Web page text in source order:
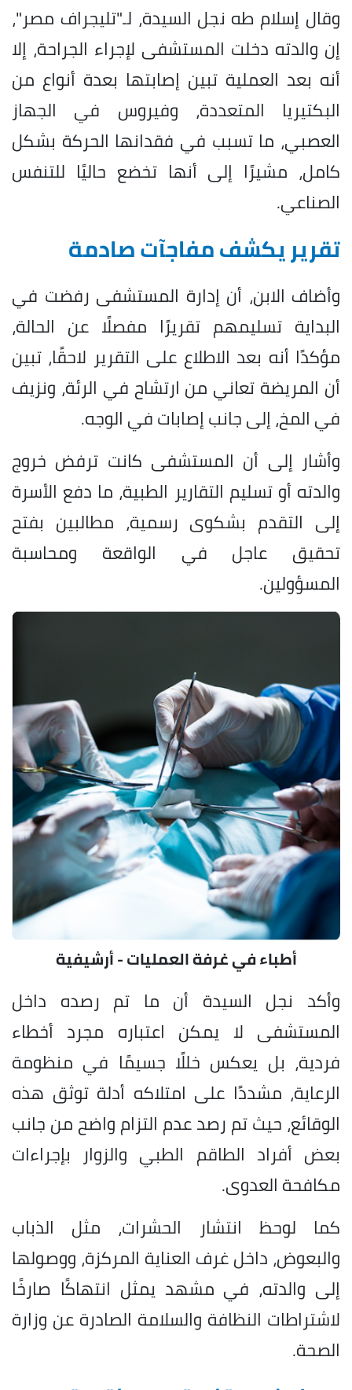
وقال إسلام طه نجل السيدة، لـ"تليجراف مصر"،
إن والدته دخلت المستشفى لإجراء الجراحة، إلا
أنه بعد العملية تبين إصابتها بعدة أنواع من
البكتيريا المتعددة، وفيروس في الجهاز
العصبي، ما تسبب في فقدانها الحركة بشكل
كامل، مشيرًا إلى أنها تخضع حاليًا للتنفس
الصناعي.
تقرير يكشف مفاجآت صادمة
وأضاف الابن، أن إدارة المستشفى رفضت في
البداية تسليمهم تقريرًا مفصلًا عن الحالة،
مؤكدًا أنه بعد الاطلاع على التقرير لاحقًا، تبين
أن المريضة تعاني من ارتشاح في الرئة، ونزيف
في المخ، إلى جانب إصابات في الوجه.
وأشار إلى أن المستشفى كانت ترفض خروج
والدته أو تسليم التقارير الطبية، ما دفع الأسرة
إلى التقدم بشكوى رسمية، مطالبين بفتح
تحقيق عاجل في الواقعة ومحاسبة
المسؤولين.
أطباء في غرفة العمليات - أرشيفية
وأكد نجل السيدة أن ما تم رصده داخل
المستشفى لا يمكن اعتباره مجرد أخطاء
فردية، بل يعكس خللًا جسيمًا في منظومة
الرعاية، مشددًا على امتلاكه أدلة توثق هذه
الوقائع، حيث تم رصد عدم التزام واضح من جانب
بعض أفراد الطاقم الطبي والزوار بإجراءات
مكافحة العدوى.
كما لوحظ انتشار الحشرات، مثل الذباب
والبعوض، داخل غرف العناية المركزة، ووصولها
إلى والدته، في مشهد يمثل انتهاكًا صارخًا
لاشتراطات النظافة والسلامة الصادرة عن وزارة
الصحة.